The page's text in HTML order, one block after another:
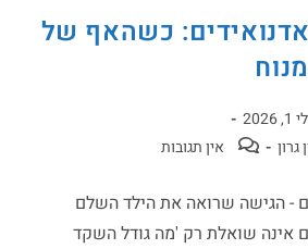
כשהאף של
2026
אין תגובות
- הגישה שרואה את הילד השלם
אינה שואלת רק 'מה גודל השקד